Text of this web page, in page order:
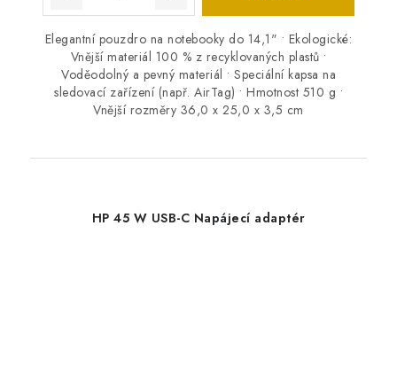
Elegantní pouzdro na notebooky do 14,1" • Ekologické:
Vnější materiál 100 % z recyklovaných plastů •
Voděodolný a pevný materiál • Speciální kapsa na
sledovací zařízení (např. AirTag) • Hmotnost 510 g •
Vnější rozměry 36,0 x 25,0 x 3,5 cm
HP 45 W USB-C Napájecí adaptér